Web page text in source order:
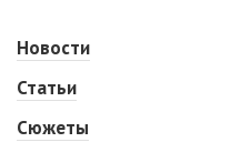
Новости
Статьи
Сюжеты